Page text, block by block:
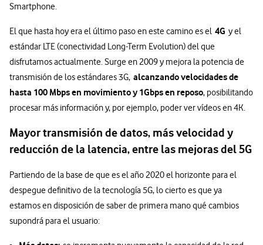
Smartphone.
El que hasta hoy era el último paso en este camino es el 4G y el
estándar LTE (conectividad Long-Term Evolution) del que
disfrutamos actualmente. Surge en 2009 y mejora la potencia de
transmisión de los estándares 3G, alcanzando velocidades de
hasta 100 Mbps en movimiento y 1Gbps en reposo, posibilitando
procesar más información y, por ejemplo, poder ver vídeos en 4K.
Mayor transmisión de datos, más velocidad y
reducción de la latencia, entre las mejoras del 5G
Partiendo de la base de que es el año 2020 el horizonte para el
despegue definitivo de la tecnología 5G, lo cierto es que ya
estamos en disposición de saber de primera mano qué cambios
supondrá para el usuario: